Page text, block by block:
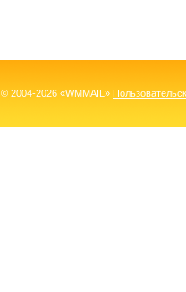
© 2004-2026 «WMMAIL»